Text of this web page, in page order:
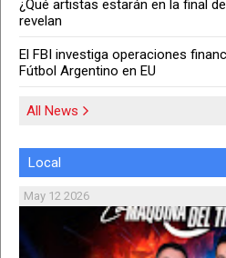
y
Jul 08
Xalapa,
Jul 08
¿Qué artistas estarán en la final
revelan
El FBI investiga operaciones
Fútbol Argentino en EU
All News
Local
May 12 2026